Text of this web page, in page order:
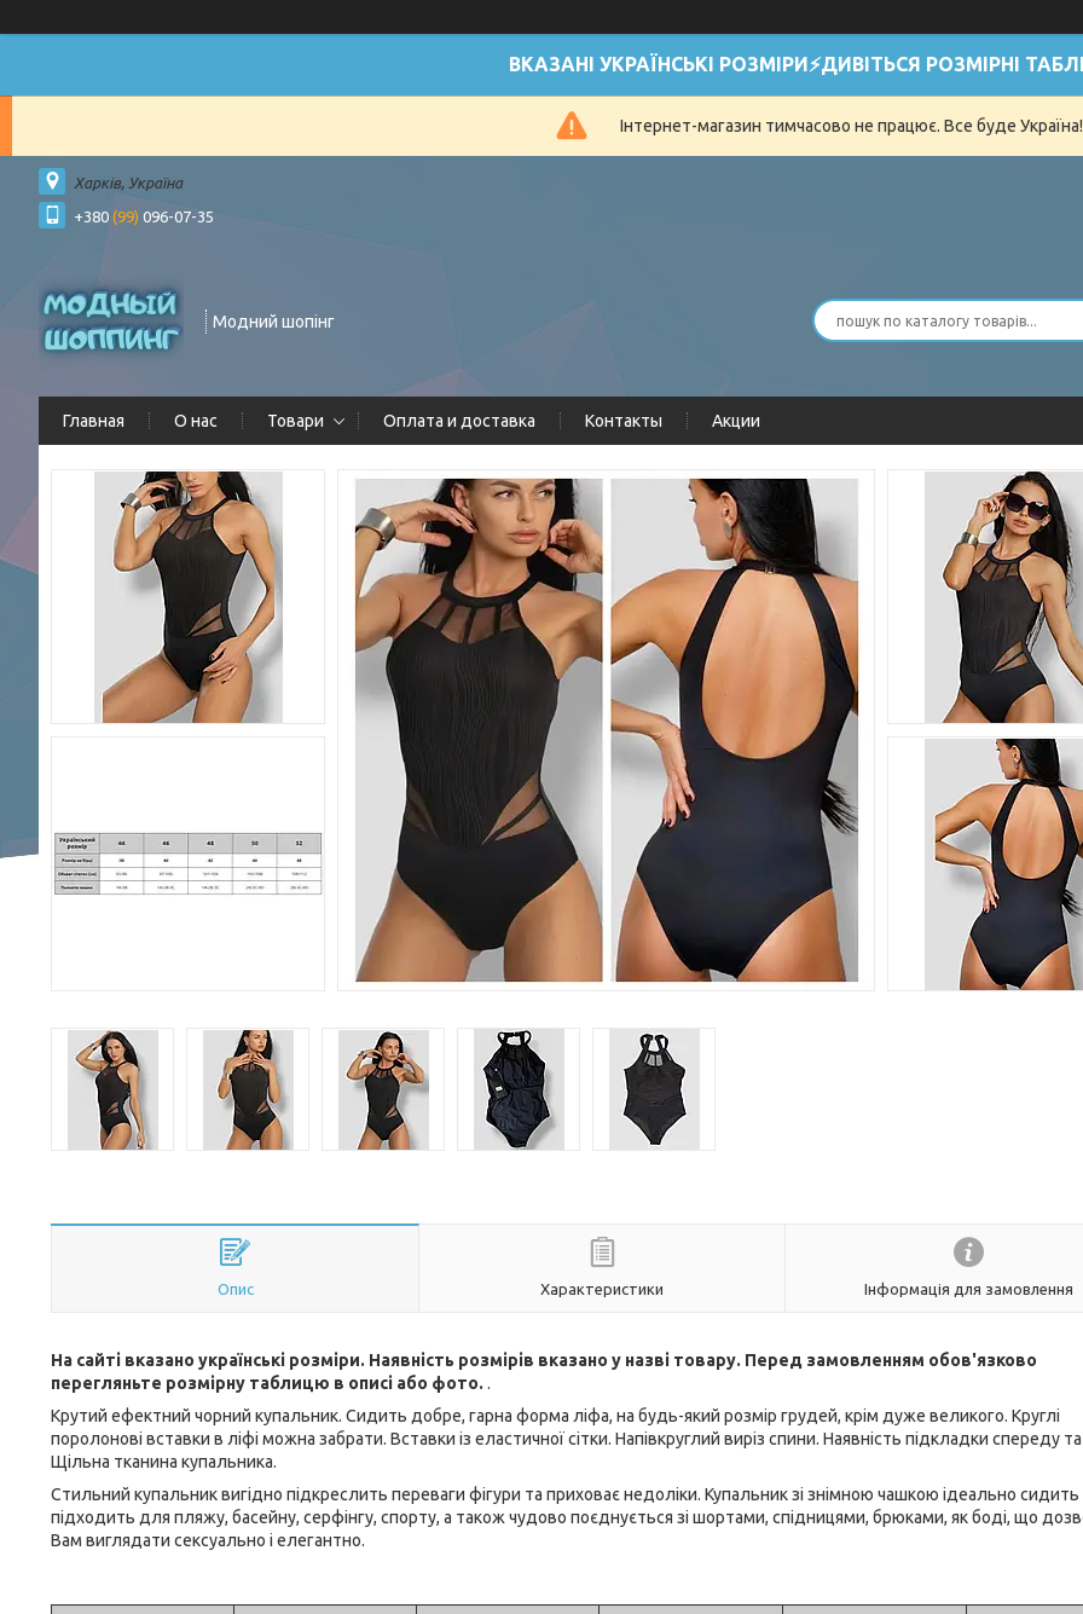
ВКАЗАНІ УКРАЇНСЬКІ РОЗМІРИ⚡ДИВІТЬСЯ РОЗМІРНІ
Інтернет-магазин тимчасово не працює. Все буде Україна!
Харків, Україна
+380 (99) 096-07-35
Модний шопінг
Главная О нас Товари Оплата и доставка Контакты Акции
Опис Характеристики Інформація для замовлення
На сайті вказано українські розміри. Наявність розмірів вказано у назві товару. Перед замовленням обов'язково
перегляньте розмірну таблицю в описі або фото. .
Крутий ефектний чорний купальник. Сидить добре, гарна форма ліфа, на будь-який розмір грудей, крім дуже великого. Круглі
поролонові вставки в ліфі можна забрати. Вставки із еластичної сітки. Напівкруглий виріз спини. Наявність підкладки спереду
Щільна тканина купальника.
Стильний купальник вигідно підкреслить переваги фігури та приховає недоліки. Купальник зі знімною чашкою ідеально сидить
підходить для пляжу, басейну, серфінгу, спорту, а також чудово поєднується зі шортами, спідницями, брюками, як боді, що
Вам виглядати сексуально і елегантно.